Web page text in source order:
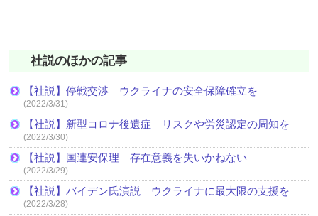
社説のほかの記事
【社説】停戦交渉 ウクライナの安全保障確立を
(2022/3/31)
【社説】新型コロナ後遺症 リスクや労災認定の周知を
(2022/3/30)
【社説】国連安保理 存在意義を失いかねない
(2022/3/29)
【社説】バイデン氏演説 ウクライナに最大限の支援を
(2022/3/28)